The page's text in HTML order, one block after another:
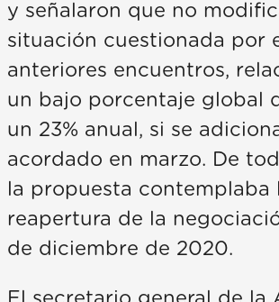
y señalaron que no
situación cuestionada por
anteriores encuentros,
un bajo porcentaje global
un 23% anual, si se
acordado en marzo. De
la propuesta contemplaba
reapertura de la
de diciembre de 2020.